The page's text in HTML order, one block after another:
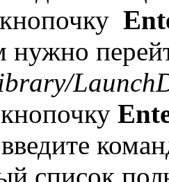
нужно
список